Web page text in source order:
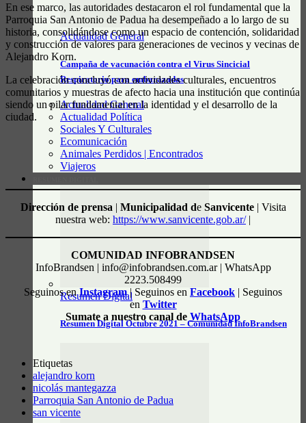
Actualidad General
Campaña de vacunación contra el Virus Sincicial
Respiratorio para embarazadas
Actualidad General
Actualidad Política
Sociales Y Culturales
Ecomunicación
Animales Perdidos | Encontrados
Viajeros
Resumen Digital
Resumen Digital Octubre 2021 – Comunidad InfoBrandsen
En ese marco, las autoridades destacaron el rol fundamental que la
Parroquia San Antonio de Padua ha desempeñado a lo largo de su
historia, consolidándose como un espacio de contención, solidaridad
y construcción de valores para generaciones de vecinos y vecinas de
Alejandro Korn.
La celebración concluyó con actividades culturales, encuentros
comunitarios y muestras de afecto hacia una institución que continúa
siendo un pilar fundamental en la identidad y el desarrollo de la
ciudad.
Dirección de prensa | Municipalidad de Sanvicente| Visita
nuestra web: https://www.sanvicente.gob.ar/|
COMUNIDAD INFOBRANDSEN
InfoBrandsen | info@infobrandsen.com.ar | WhatsApp
2223.508499
Seguinos enInstagram| Seguinos en Facebook | Seguinos
en Twitter
Sumate a nuestro canal de WhatsApp
Etiquetas
alejandro korn
nicolás mantegazza
Parroquia San Antonio de Padua
san vicente